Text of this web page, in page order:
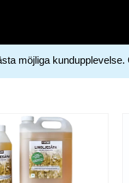
möjliga